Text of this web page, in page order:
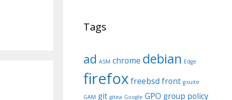
Tags
ad ASM chrome debian Edge
firefoxfreebsd front g-suite
GAM git gitea Google GPO group policy